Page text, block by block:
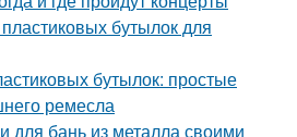
бутылок для
бутылок: простые
ремесла
для бань из металла своими